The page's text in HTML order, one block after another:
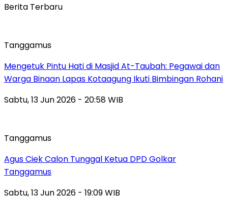
Berita Terbaru
Tanggamus
Mengetuk Pintu Hati di Masjid At-Taubah: Pegawai dan
Warga Binaan Lapas Kotaagung Ikuti Bimbingan Rohani
Sabtu, 13 Jun 2026 - 20:58 WIB
Tanggamus
Agus Ciek Calon Tunggal Ketua DPD Golkar
Tanggamus
Sabtu, 13 Jun 2026 - 19:09 WIB